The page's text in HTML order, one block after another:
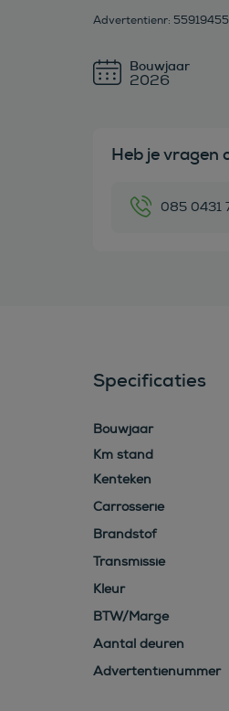
Advertentienr:
Bouwjaar
2026
Heb je vragen
085 0431
Specificaties
Bouwjaar
Kenteken
Carrosserie
Brandstof
Transmissie
Kleur
BTW/Marge
Aantal deuren
Advertentienummer